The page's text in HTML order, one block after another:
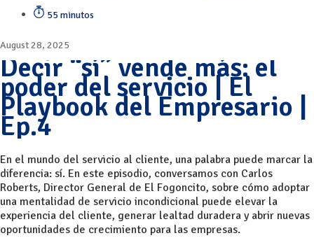
55 minutos
August 28, 2025
Decir “sí” vende más: el
poder del servicio | El
Playbook del Empresario |
Ep.4
En el mundo del servicio al cliente, una palabra puede marcar la
diferencia: sí. En este episodio, conversamos con Carlos
Roberts, Director General de El Fogoncito, sobre cómo adoptar
una mentalidad de servicio incondicional puede elevar la
experiencia del cliente, generar lealtad duradera y abrir nuevas
oportunidades de crecimiento para las empresas.